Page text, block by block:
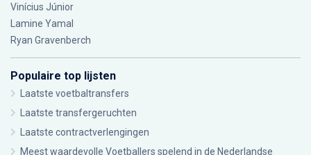
Vinícius Júnior
Lamine Yamal
Ryan Gravenberch
Populaire top lijsten
Laatste voetbaltransfers
Laatste transfergeruchten
Laatste contractverlengingen
Meest waardevolle Voetballers spelend in de Nederlandse